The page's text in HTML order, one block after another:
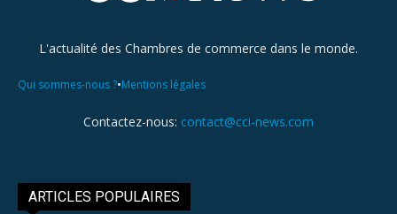
L'actualité des Chambres de commerce dans le monde.
Qui sommes-nous ?•Mentions légales
Contactez-nous: contact@cci-news.com
ARTICLES POPULAIRES